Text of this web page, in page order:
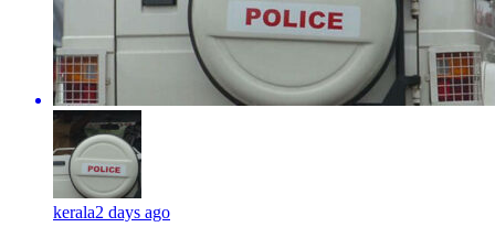
kerala2 days ago